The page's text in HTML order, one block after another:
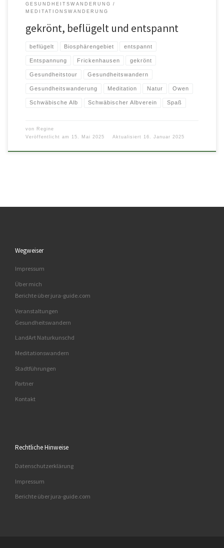
GESUNDHEITSWANDERUNG
MEDITATIONSWANDERUNG
gekrönt, beflügelt und entspannt
beflügelt Biosphärengebiet entspannt
Entspannung Frickenhausen gekrönt
Gesundheitstour Gesundheitswandern
Gesundheitswanderung Meditation Natur Owen
Schwäbische Alb Schwäbischer Albverein Spaß
von Regine
Veröffentlicht am
15. Mai 2025 Aktualisiert 16. Januar 2025
Wegweiser
Impressum
Über mich
Berichte über jura-guide.com
Veranstaltungen
Gesundheitswandern
LandArt Naturkunschd
Meditationswandern
Stadtführungen
Partner
Kontakt
Rechtliche Hinweise
Datenschutzerklärung
Impressum
Berichte über jura-guide.com